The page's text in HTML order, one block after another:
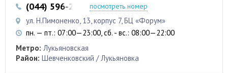
(044) 596-23-23посмотреть номер
ул. Н.Пимоненко, 13, корпус 7, БЦ «Форум»
пн. — пт.: 07:00—23:00, сб. - вс.: 08:00—22:00
Метро: Лукьяновская
Район: Шевченковский / Лукьяновка